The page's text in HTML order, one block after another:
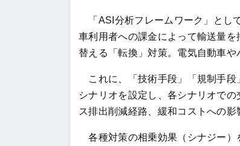
「ASI分析フレームワーク」とし
車利用者への課金によって輸送量
替える「転換」対策。電気自動車
これに、「技術手段」「規制手段
シナリオを設定し、各シナリオで
ス排出削減経路、緩和コストへの影
各種対策の相乗効果（シナジー）